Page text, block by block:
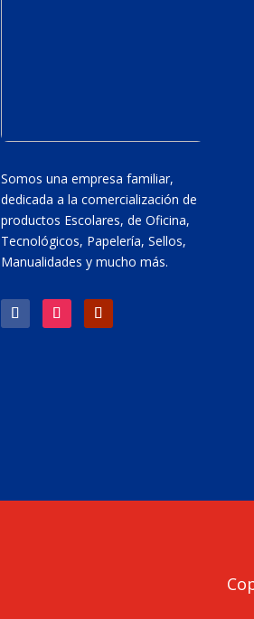
Somos una empresa familiar,
dedicada a la comercialización de
productos Escolares, de Oficina,
Tecnológicos, Papelería, Sellos,
Manualidades y mucho más.